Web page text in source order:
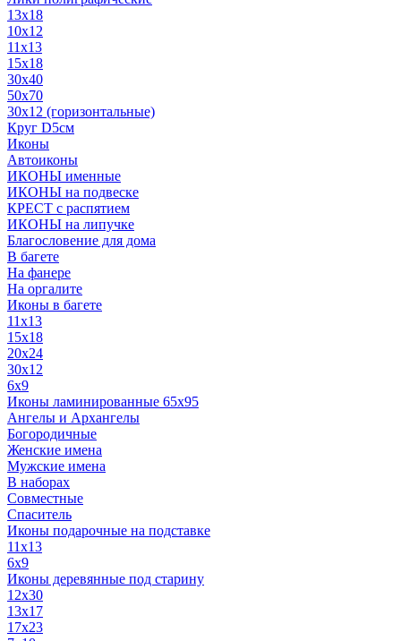
13x18
10x12
11х13
15х18
30x40
50x70
30x12 (горизонтальные)
Круг D5см
Иконы
Автоиконы
ИКОНЫ именные
ИКОНЫ на подвеске
КРЕСТ с распятием
ИКОНЫ на липучке
Благословение для дома
В багете
На фанере
На оргалите
Иконы в багете
11x13
15x18
20x24
30х12
6x9
Иконы ламинированные 65x95
Ангелы и Архангелы
Богородичные
Женские имена
Мужские имена
В наборах
Совместные
Спаситель
Иконы подарочные на подставке
11x13
6x9
Иконы деревянные под старину
12х30
13x17
17x23